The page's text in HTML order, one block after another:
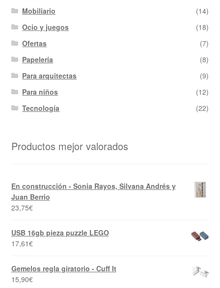
Mobiliario
(14)
Ocio y juegos
(18)
Ofertas
(7)
Papelería
(8)
Para arquitectas
(9)
Para niños
(12)
Tecnología
(22)
Productos mejor valorados
En construcción - Sonia Rayos, Silvana Andrés y
Juan Berrio
23,75€
USB 16gb pieza puzzle LEGO
17,61€
Gemelos regla giratorio - Cuff It
15,90€